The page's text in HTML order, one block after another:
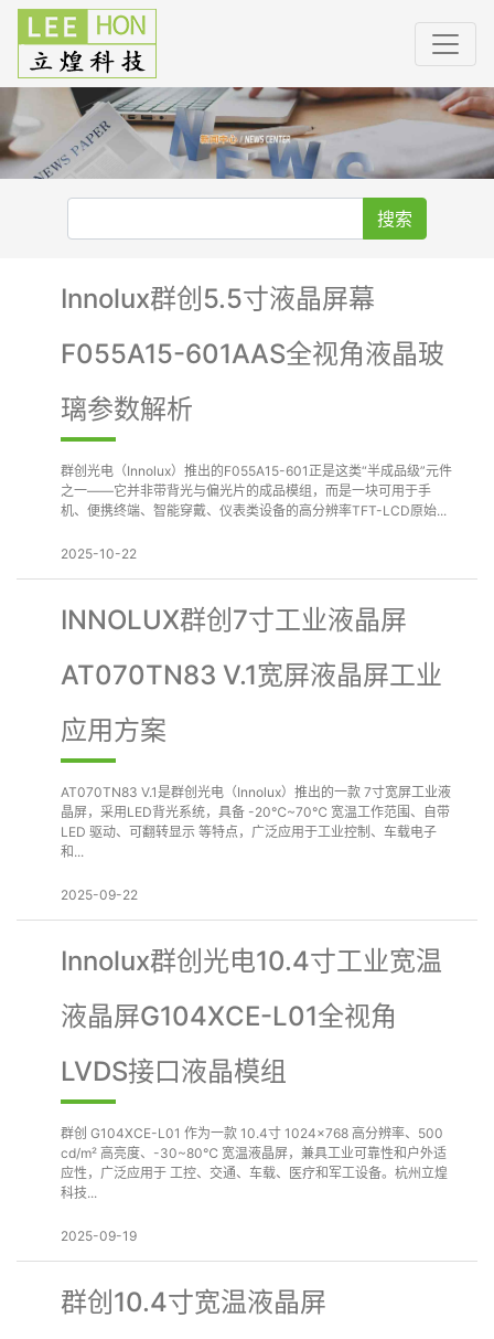
搜索
Innolux群创5.5寸液晶屏幕
F055A15-601AAS全视角液晶玻
璃参数解析
群创光电（Innolux）推出的F055A15-601正是这类“半成品级”元件
之一——它并非带背光与偏光片的成品模组，而是一块可用于手
机、便携终端、智能穿戴、仪表类设备的高分辨率TFT-LCD原始...
2025-10-22
INNOLUX群创7寸工业液晶屏
AT070TN83 V.1宽屏液晶屏工业
应用方案
AT070TN83 V.1是群创光电（Innolux）推出的一款 7寸宽屏工业液
晶屏，采用LED背光系统，具备 -20℃~70℃ 宽温工作范围、自带
LED 驱动、可翻转显示 等特点，广泛应用于工业控制、车载电子
和...
2025-09-22
Innolux群创光电10.4寸工业宽温
液晶屏G104XCE-L01全视角
LVDS接口液晶模组
群创 G104XCE-L01 作为一款 10.4寸 1024×768 高分辨率、500
cd/m² 高亮度、-30~80℃ 宽温液晶屏，兼具工业可靠性和户外适
应性，广泛应用于 工控、交通、车载、医疗和军工设备。杭州立煌
科技...
2025-09-19
群创10.4寸宽温液晶屏